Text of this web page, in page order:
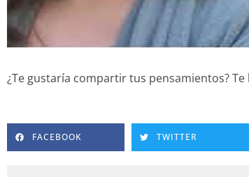
¿Te gustaría compartir tus pensamientos?
FACEBOOK TWITTER